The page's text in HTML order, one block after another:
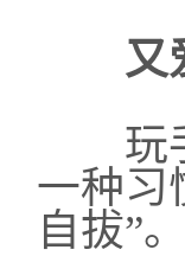
又
玩手
一种习
自拔”